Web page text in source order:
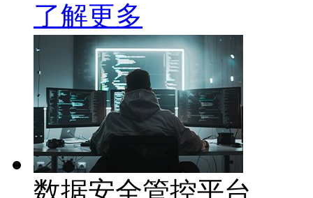
了解更多
数据安全管控平台